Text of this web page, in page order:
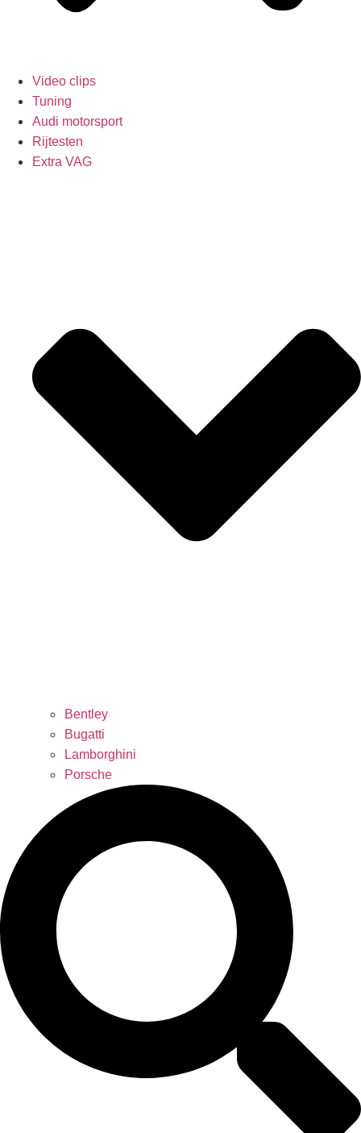
Video clips
Tuning
Audi motorsport
Rijtesten
Extra VAG
Bentley
Bugatti
Lamborghini
Porsche